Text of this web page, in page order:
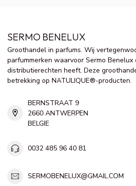
SERMO BENELUX
Groothandel in parfums. Wij
parfummerken waarvoor Sermo Benelux
distributierechten heeft. Deze
betrekking op NATULIQUE®-producten.
BERNSTRAAT 9
2660 ANTWERPEN
BELGIE
0032 485 96 40 81
SERMOBENELUX@GMAIL.COM